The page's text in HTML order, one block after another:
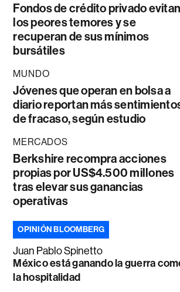
Fondos de crédito privado evitan
los peores temores y se
recuperan de sus mínimos
bursátiles
MUNDO
Jóvenes que operan en bolsa a
diario reportan más
de fracaso, según estudio
MERCADOS
Berkshire recompra acciones
propias por US$4.500 millones
tras elevar sus ganancias
operativas
OPINIÓN BLOOMBERG
Juan Pablo Spinetto
México está ganando la guerra
la hospitalidad